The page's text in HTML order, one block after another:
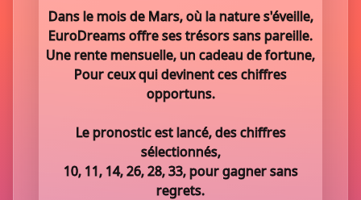
Dans le mois de Mars, où la nature s'éveille,
EuroDreams offre ses trésors sans pareille.
Une rente mensuelle, un cadeau de fortune,
Pour ceux qui devinent ces chiffres
opportuns.
Le pronostic est lancé, des chiffres
sélectionnés,
10, 11, 14, 26, 28, 33, pour gagner sans
regrets.